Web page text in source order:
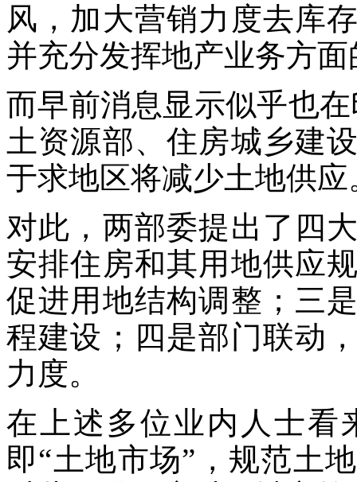
风，加大营销力度去库
并充分发挥地产业务方
而早前消息显示似乎也
土资源部、住房城乡建
于求地区将减少土地供应
对此，两部委提出了四
安排住房和其用地供应
促进用地结构调整；三
程建设；四是部门联动
力度。
在上述多位业内人士看
即“土地市场”，规范土